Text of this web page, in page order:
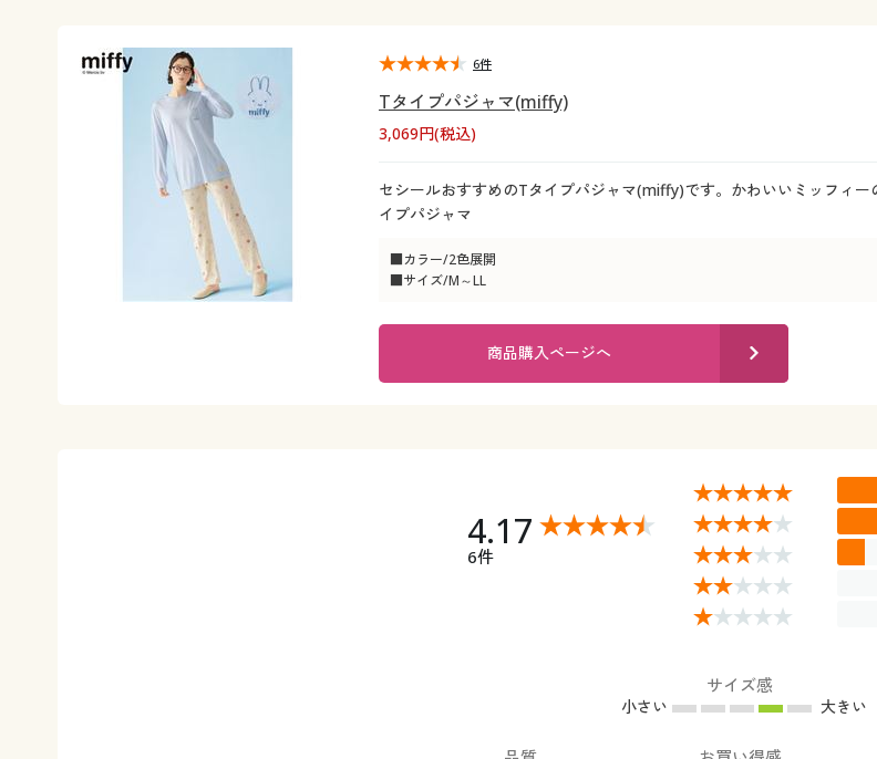
Tタイプパジャマ(miffy)
3,069円(税込)
セシールおすすめのTタイプパジャマ(miffy)です。かわいいミッフィ
イプパジャマ
■カラー/2色展開
■サイズ/M～LL
6件
商品購入ページへ
4.17
6件
サイズ感
小さい 大きい